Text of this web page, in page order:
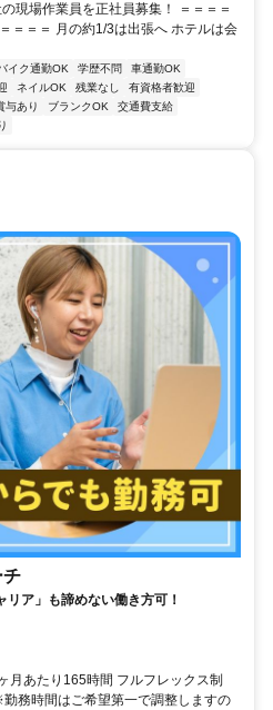
現場作業員を正社員募集！ ＝＝＝＝
＝＝＝ 月の約1/3は出張へ ホテルは会
イク通勤OK 学歴不問
車通勤OK
ネイルOK 残業なし
有資格者歓迎
与あり ブランクOK
交通費支給
チ
ア」も諦めない働き方可！
月あたり165時間 フルフレックス制
務時間はご希望第一で調整しますの